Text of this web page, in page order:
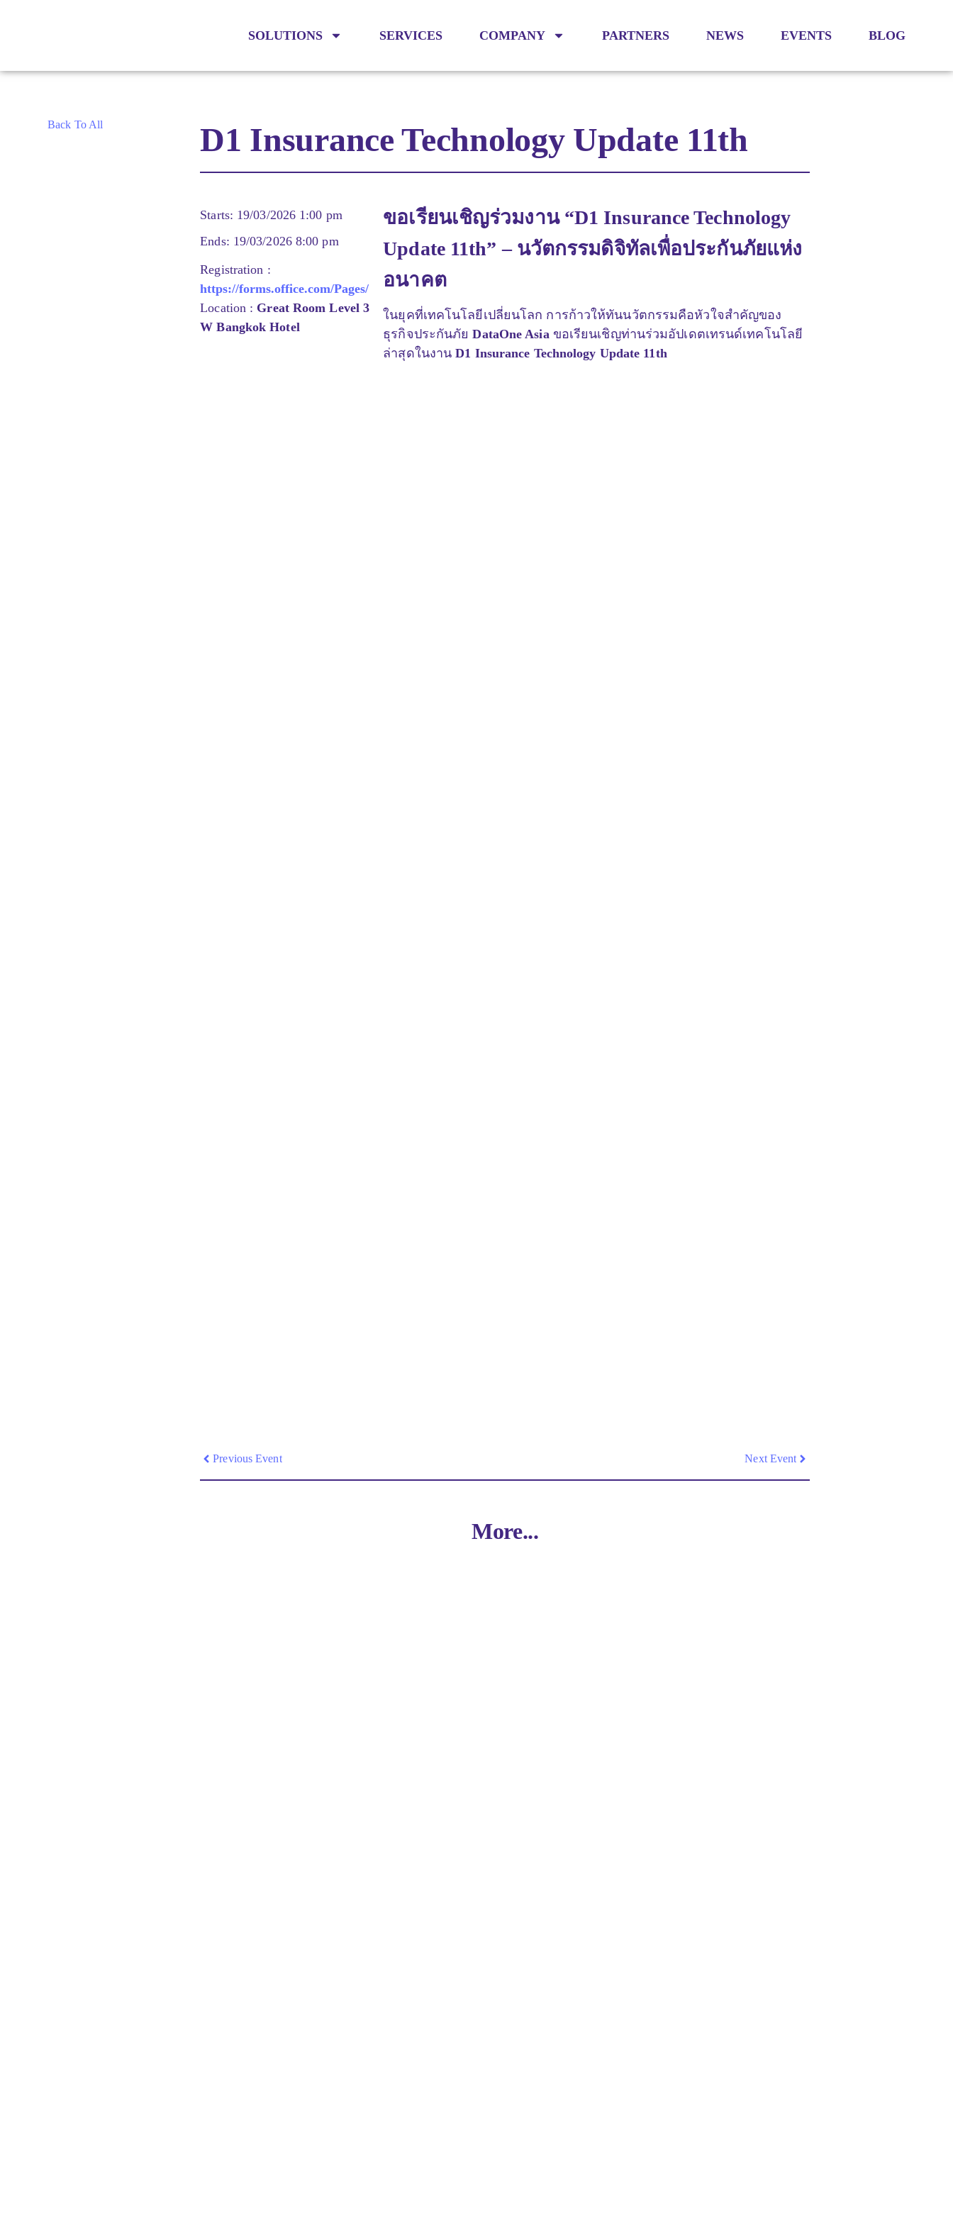
SOLUTIONS SERVICES COMPANY PARTNERS NEWS EVENTS BLOG
Back To All D1 Insurance Technology Update 11th
Starts: 19/03/2026 1:00 pm
Ends: 19/03/2026 8:00 pm
Registration :
https://forms.office.com/Pages/
Location : Great Room Level 3
W Bangkok Hotel
ขอเรียนเชิญร่วมงาน “D1 Insurance Technology
Update 11th” – นวัตกรรมดิจิทัลเพื่อประกันภัยแห่ง
อนาคต
ในยุคที่เทคโนโลยีเปลี่ยนโลก การก้าวให้ทันนวัตกรรมคือหัวใจสำคัญของ
ธุรกิจประกันภัยDataOne Asiaขอเรียนเชิญท่านร่วมอัปเดตเทรนด์เทคโนโลยี
ล่าสุดในงานD1 Insurance Technology Update 11th
Previous Event Next Event
More...